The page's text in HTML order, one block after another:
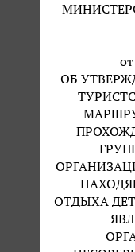
ОБ
ОТДЫХА